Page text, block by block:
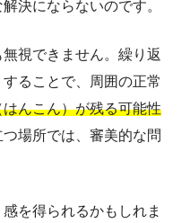
決にならないのです。
視できません。繰り返
ることで、周囲の正常
はんこん）が残る可能性
場所では、審美的な問
を得られるかもしれま